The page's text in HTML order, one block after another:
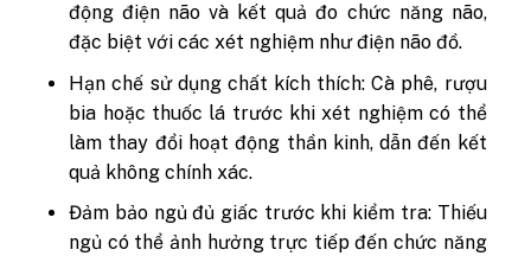
động điện não và kết quả đo chức năng não,
đặc biệt với các xét nghiệm như điện não đồ.
Hạn chế sử dụng chất kích thích:Cà phê, rượu
bia hoặc thuốc lá trước khi xét nghiệm có thể
làm thay đổi hoạt động thần kinh, dẫn đến kết
quả không chính xác.
Đảm bảo ngủ đủ giấc trước khi kiểm tra: Thiếu
ngủ có thể ảnh hưởng trực tiếp đến chức năng